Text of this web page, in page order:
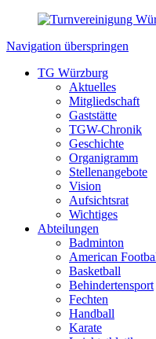
Navigation überspringen
TG Würzburg
Aktuelles
Mitgliedschaft
Gaststätte
TGW-Chronik
Geschichte
Organigramm
Stellenangebote
Vision
Aufsichtsrat
Wichtiges
Abteilungen
Badminton
American
Basketball
Behindertensport
Fechten
Handball
Karate